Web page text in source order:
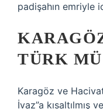
padişahın emriyle
TÜRK
Karagöz ve
İvaz”a kısaltılmış